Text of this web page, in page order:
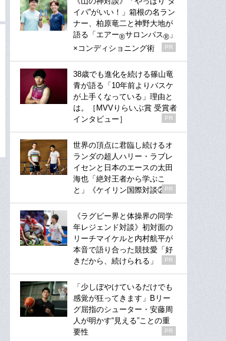
イパ”がいい！」箱根の名ラン
ナー、柏原竜二と神野大地が
語る「エアー®サロンパス® 」
×コンディショニング術
PR
38歳でも進化を続ける篠山竜
青が語る「10年前よりバスケ
が上手くなっている」理由と
は。［MVVりらいぶ賞 受賞者
インタビュー］
PR
世界の頂点に君臨し続けるオ
ランダの超人ハリー・ラブレ
イセンと日本のエースの太田
海也「絶対王者から学ぶこ
と」《ケイリン国際対談②》
PR
《ラグビー界と体操界の同学
年レジェンド対談》初対面の
リーチマイケルと内村航平が
本音で語り合った競技愛「好
きだから、続けられる」
PR
「少しぼやけているだけでも
感覚が狂ってきます」Bリー
グ屈指のシューター・安藤周
人が明かす“見える”ことの重
要性
PR